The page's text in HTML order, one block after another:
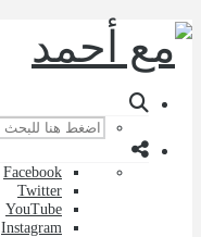
Facebook
Twitter
YouTube
Instagram